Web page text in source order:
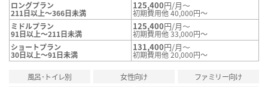
ロングプラン
211日以上～366日未満
125,400円/月～
初期費用他 40,000円～
ミドルプラン
91日以上～211日未満
125,400円/月～
初期費用他 33,000円～
ショートプラン
30日以上～91日未満
131,400円/月～
初期費用他 20,000円～
風呂･トイレ別 女性向け
ファミリー向け